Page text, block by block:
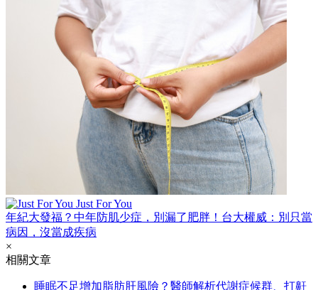
Just For You
年紀大發福？中年防肌少症，別漏了肥胖！台大權威：別只當
病因，沒當成疾病
×
相關文章
睡眠不足增加脂肪肝風險？醫師解析代謝症候群、打鼾